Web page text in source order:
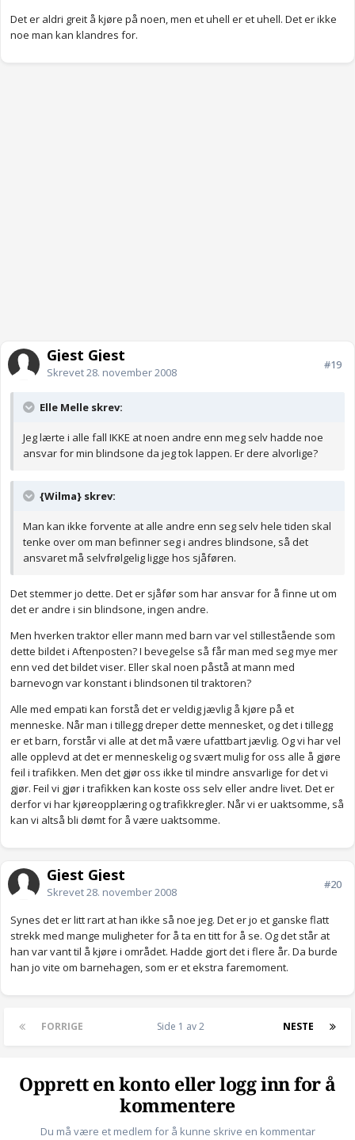
Det er aldri greit å kjøre på noen, men et uhell er et uhell. Det er ikke
noe man kan klandres for.
Gjest Gjest
Skrevet28. november 2008
#19
Elle Melle skrev:
Jeg lærte i alle fall IKKE at noen andre enn meg selv hadde noe
ansvar for min blindsone da jeg tok lappen. Er dere alvorlige?
{Wilma} skrev:
Man kan ikke forvente at alle andre enn seg selv hele tiden skal
tenke over om man befinner seg i andres blindsone, så det
ansvaret må selvfrølgelig ligge hos sjåføren.
Det stemmer jo dette. Det er sjåfør som har ansvar for å finne ut om
det er andre i sin blindsone, ingen andre.
Men hverken traktor eller mann med barn var vel stillestående som
dette bildet i Aftenposten? I bevegelse så får man med seg mye mer
enn ved det bildet viser. Eller skal noen påstå at mann med
barnevogn var konstant i blindsonen til traktoren?
Alle med empati kan forstå det er veldig jævlig å kjøre på et
menneske. Når man i tillegg dreper dette mennesket, og det i tillegg
er et barn, forstår vi alle at det må være ufattbart jævlig. Og vi har vel
alle opplevd at det er menneskelig og svært mulig for oss alle å gjøre
feil i trafikken. Men det gjør oss ikke til mindre ansvarlige for det vi
gjør. Feil vi gjør i trafikken kan koste oss selv eller andre livet. Det er
derfor vi har kjøreopplæring og trafikkregler. Når vi er uaktsomme, så
kan vi altså bli dømt for å være uaktsomme.
Gjest Gjest
Skrevet28. november 2008
#20
Synes det er litt rart at han ikke så noe jeg. Det er jo et ganske flatt
strekk med mange muligheter for å ta en titt for å se. Og det står at
han var vant til å kjøre i området. Hadde gjort det i flere år. Da burde
han jo vite om barnehagen, som er et ekstra faremoment.
FORRIGE NESTE
Side 1 av 2
Opprett en konto eller logg inn for å
kommentere
Du må være et medlem for å kunne skrive en kommentar